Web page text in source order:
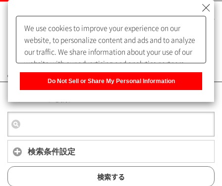
よくあるご質問（FAQ）
検索条件設定
検索する
We use cookies to improve your experience on our
website, to personalize content and ads and to analyze
our traffic. We share information about your use of our
website with our advertising and analytics partners,
of our sharing information about you with our partners.
Information] to customize your cookie settings on our
website. Privacy Policy
Do Not Sell or Share My Personal Information